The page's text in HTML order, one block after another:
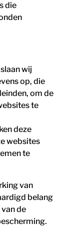
die
wij
op, die
om de
te
deze
websites
te
van
belang
van de